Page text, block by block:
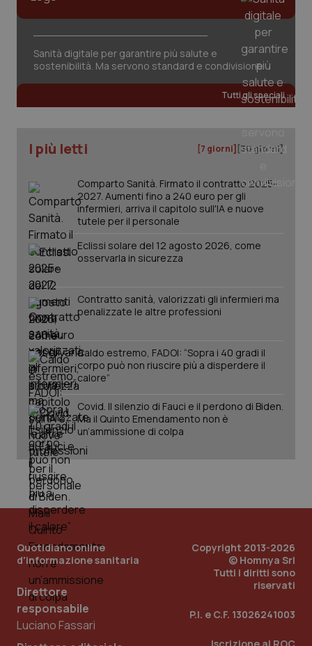
Sanità digitale per garantire più salute e
sostenibilità. Ma servono standard e condivisione
Tutti gli speciali
I più letti [7 giorni] [30 giorni]
Comparto Sanità. Firmato il contratto 2025-
2027. Aumenti fino a 240 euro per gli
infermieri, arriva il capitolo sull'IA e nuove
tutele per il personale
Eclissi solare del 12 agosto 2026, come
osservarla in sicurezza
Contratto sanità, valorizzati gli infermieri ma
penalizzate le altre professioni
Caldo estremo, FADOI: “Sopra i 40 gradi il
corpo può non riuscire più a disperdere il
calore”
Covid. Il silenzio di Fauci e il perdono di Biden.
Ma il Quinto Emendamento non è
un’ammissione di colpa
Quotidiano online
d'informazione sanitaria
Direttore
responsabile
Luciano Fassari
Copyright 2013-2026
© Homnya Srl
Tutti i diritti sono
riservati
P.I. e C.F. 13026241003
tracking-enable
www.quotidianosanita.it
tracking-sites-ironfish-
session-id
www.quotidianosanita.it
_ga
PHPSESSID
PHP.net
www.quotidianosanita.it